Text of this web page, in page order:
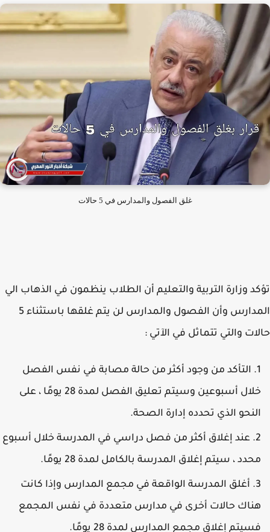
غلق الفصول والمدارس في 5 حالات
وزارة التربية والتعليم أن الطلاب ينظمون في الذهاب الي
المدارس وأن الفصول والمدارس لن يتم غلقها باستثناء 5
والتي تتماثل في الآتي :
التأكد من وجود أكثر من حالة مصابة في نفس الفصل
خلال أسبوعين وسيتم تعليق الفصل لمدة 28 يومًا ، على
الذي تحدده إدارة الصحة.
عند إغلاق أكثر من فصل دراسي في المدرسة خلال أسبوع
، سيتم إغلاق المدرسة بالكامل لمدة 28 يومًا.
أغلق المدرسة الواقعة في مجمع المدارس وإذا كانت
حالات أخرى في مدارس متعددة في نفس المجمع
إغلاق مجمع المدارس لمدة 28 يومًا.